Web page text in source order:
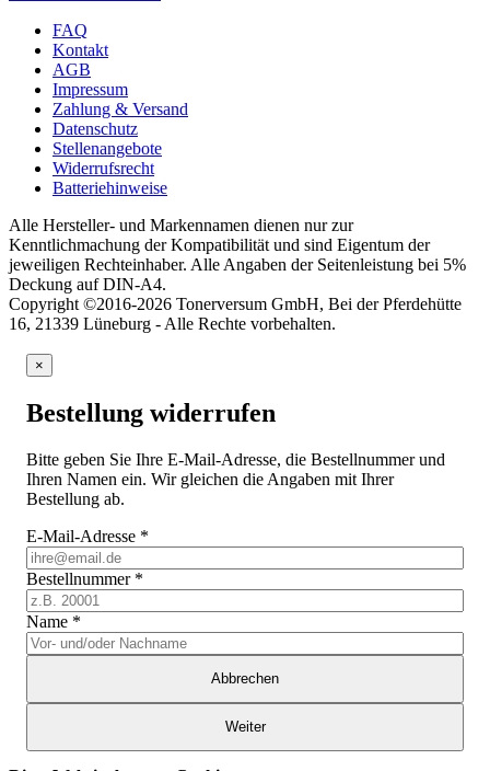
FAQ
Kontakt
AGB
Impressum
Zahlung & Versand
Datenschutz
Stellenangebote
Widerrufsrecht
Batteriehinweise
Alle Hersteller- und Markennamen dienen nur zur
Kenntlichmachung der Kompatibilität und sind Eigentum der
jeweiligen Rechteinhaber. Alle Angaben der Seitenleistung bei 5%
Deckung auf DIN-A4.
Copyright ©2016-2026 Tonerversum GmbH, Bei der Pferdehütte
16, 21339 Lüneburg - Alle Rechte vorbehalten.
×
Bestellung widerrufen
Bitte geben Sie Ihre E-Mail-Adresse, die Bestellnummer und
Ihren Namen ein. Wir gleichen die Angaben mit Ihrer
Bestellung ab.
E-Mail-Adresse *
Bestellnummer *
Name *
Abbrechen
Weiter